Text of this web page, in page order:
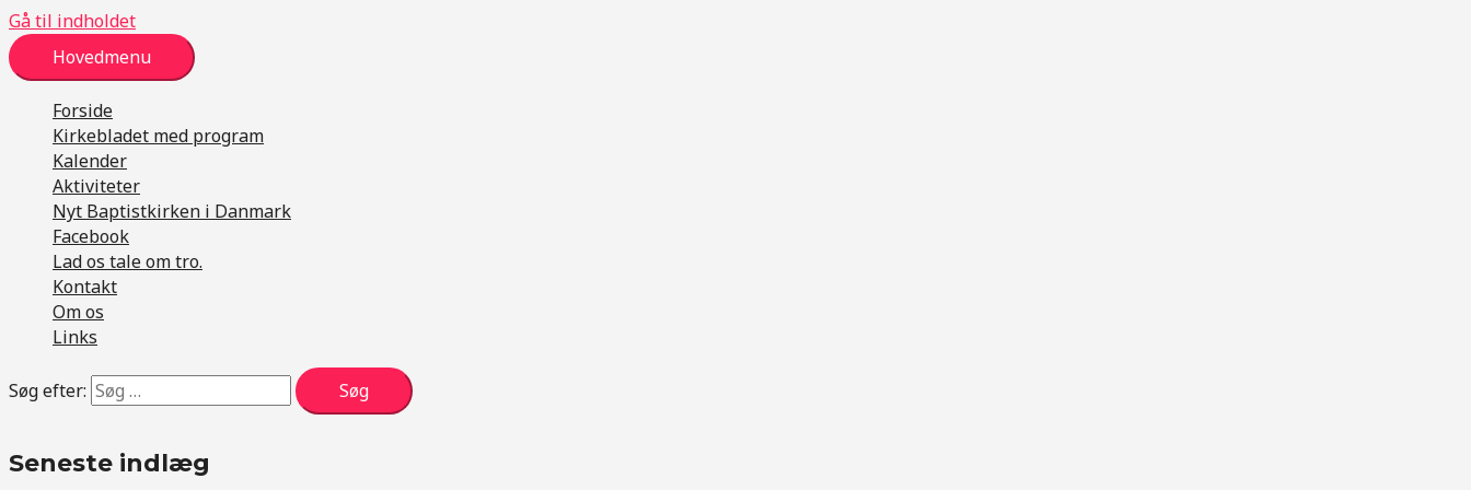
Gå til indholdet
Hovedmenu
Forside
Kirkebladet med program
Kalender
Aktiviteter
Nyt Baptistkirken i Danmark
Facebook
Lad os tale om tro.
Kontakt
Om os
Links
Søg efter:
Seneste indlæg